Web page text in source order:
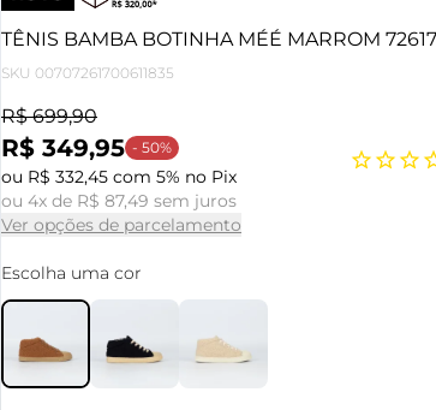
TÊNIS BAMBA BOTINHA MÉÉ MARROM
SKU 00707261700611835
R$ 699,90
R$ 349,95 - 50%
ou R$ 332,45 com 5% no Pix
ou 4x de R$ 87,49 sem juros
Ver opções de parcelamento
Escolha uma cor